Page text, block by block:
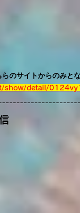
のサイトからのみと
show/detail/